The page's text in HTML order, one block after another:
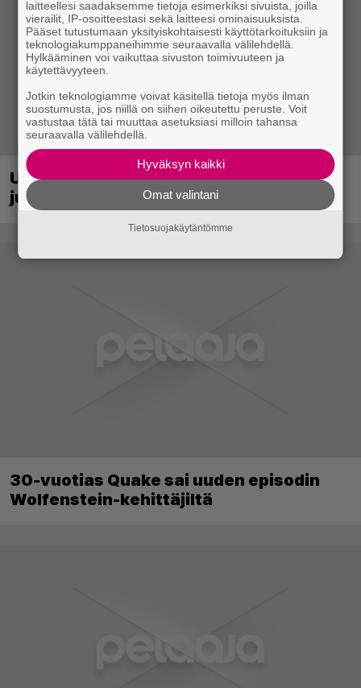
Uraauurtava formulapeliklassikko
julkaistiin uudistettuna nykykonsoleille
30-vuotias Quake sai uuden episodin
Wolfenstein-kehittäjiltä
laitteellesi saadaksemme tietoja esimerkiksi sivuista, joilla
vierailit, IP-osoitteestasi sekä laitteesi ominaisuuksista.
Pääset tutustumaan yksityiskohtaisesti käyttötarkoituksiin ja
teknologiakumppaneihimme seuraavalla välilehdellä.
Hylkääminen voi vaikuttaa sivuston toimivuuteen ja
käytettävyyteen.
Jotkin teknologiamme voivat käsitellä tietoja myös ilman
suostumusta, jos niillä on siihen oikeutettu peruste. Voit
vastustaa tätä tai muuttaa asetuksiasi milloin tahansa
seuraavalla välilehdellä.
Hyväksyn kaikki
Omat valintani
Tietosuojakäytäntömme